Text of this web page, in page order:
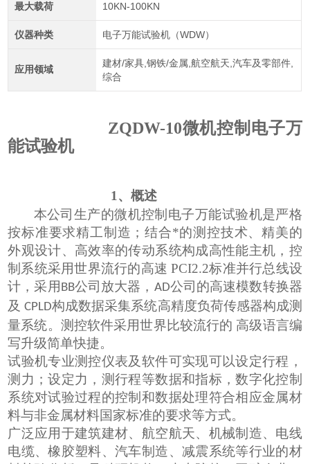
最大载荷 10KN-100KN
仪器种类 电子万能试验机（WDW）
应用领域
建材/家具,钢铁/金属,航空航天,汽车及零部件,
综合
ZQDW-10微机控制电子万
能试验机
1、概述
本公司生产的微机控制电子万能试验机是严格
按标准要求精工制造； 结合*的测控技术、精美的
外观设计、高效率的传动系统构成高性能主机，控
制系统采用世界流行的高速 PCI2.2标准并行总线设
计，采用 BB公司放大器， AD公司的高速模数转换器
及CPLD构成数据采集系统高精度负荷传感器构成测
量系统。 测控软件采用世界比较流行的 高级语言编
写升级简单快捷。
试验机专业测控仪表及软件可实现可以设定行程，
测力；设定力，测行程等数据和指标，数字化控制
系统对试验过程的控制和数据处理符合相应金属材
料与非金属材料国家标准的要求等方式。
广泛应用于建筑建材、航空航天、机械制造、电线
电缆、橡胶塑料、汽车制造、减震系统等行业的材